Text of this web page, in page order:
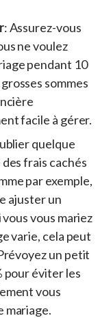
: Assurez-vous
ne voulez
pendant 10
sommes
facile à gérer.
quelque
frais cachés
par exemple,
ajuster un
vous mariez
varie, cela peut
un petit
pour éviter les
vous
mariage.